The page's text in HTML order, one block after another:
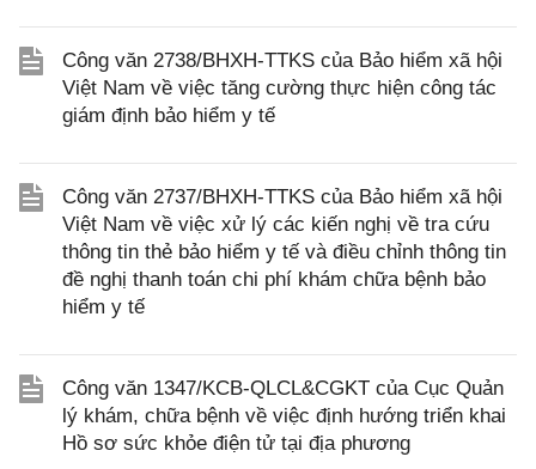
Công văn 2738/BHXH-TTKS của Bảo hiểm xã hội
Việt Nam về việc tăng cường thực hiện công tác
giám định bảo hiểm y tế
Công văn 2737/BHXH-TTKS của Bảo hiểm xã hội
Việt Nam về việc xử lý các kiến nghị về tra cứu
thông tin thẻ bảo hiểm y tế và điều chỉnh thông tin
đề nghị thanh toán chi phí khám chữa bệnh bảo
hiểm y tế
Công văn 1347/KCB-QLCL&CGKT của Cục Quản
lý khám, chữa bệnh về việc định hướng triển khai
Hồ sơ sức khỏe điện tử tại địa phương